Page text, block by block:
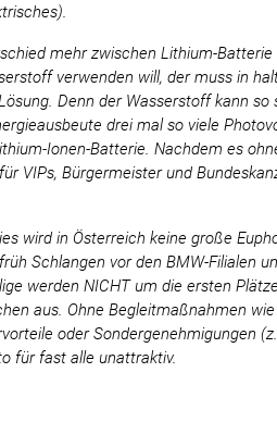
mehr zwischen Lithium-
verwenden will, der muss in
Denn der Wasserstoff kann so
drei mal so viele
Ionen-Batterie. Nachdem es
VIPs, Bürgermeister und
wird in Österreich keine große
Schlangen vor den BMW-Filialen
werden NICHT um die ersten
aus. Ohne Begleitmaßnahmen
oder Sondergenehmigungen
für fast alle unattraktiv.